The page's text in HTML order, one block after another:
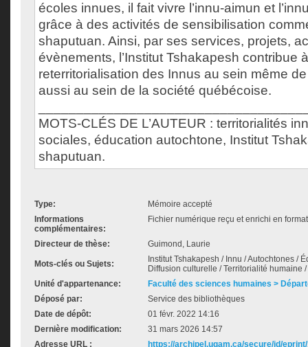
écoles innues, il fait vivre l’innu-aimun et
grâce à des activités de sensibilisation
shaputuan. Ainsi, par ses services, projets,
évènements, l’Institut Tshakapesh contribue
reterritorialisation des Innus au sein même
aussi au sein de la société québécoise.
MOTS-CLÉS DE L’AUTEUR : territorialités
sociales, éducation autochtone, Institut
shaputuan.
Type:
Mémoire accepté
Informations
complémentaires:
Fichier numérique reçu et enrichi en
Directeur de thèse: Guimond, Laurie
Mots-clés ou Sujets:
Institut Tshakapesh / Innu / Autochtones /
Diffusion culturelle / Territorialité humaine
Unité d'appartenance:
Faculté des sciences humaines >
Déposé par:
Service des bibliothèques
Date de dépôt:
01 févr. 2022 14:16
Dernière modification:
31 mars 2026 14:57
Adresse URL :
https://archipel.uqam.ca/secure/id/